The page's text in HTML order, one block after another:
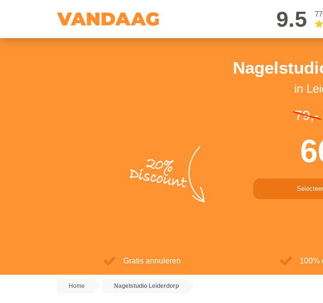
9.5
in
20%
Discount
79,-
Gratis annuleren 100%
Home Nagelstudio Leiderdorp